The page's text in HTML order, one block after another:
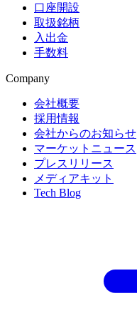
口座開設
取扱銘柄
入出金
手数料
Company
会社概要
採用情報
会社からのお知らせ
マーケットニュース
プレスリリース
メディアキット
Tech Blog